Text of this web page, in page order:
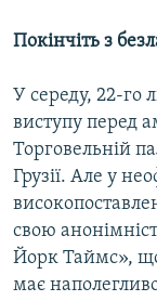
Покінчіть з
У середу, 22-го
виступу перед
Торговельній
Грузії. Але у
свою
Йорк Таймс», що
має